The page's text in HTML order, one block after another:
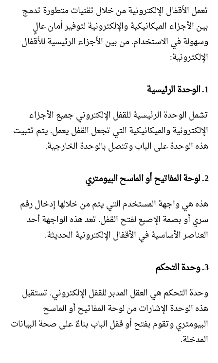
تعمل الأقفال الإلكترونية من خلال تقنيات متطورة تدمج
بين الأجزاء الميكانيكية والإلكترونية لتوفير أمان عالٍ
وسهولة في الاستخدام. من بين الأجزاء الرئيسية للأقفال
الإلكترونية:
1. الوحدة الرئيسية
تشمل الوحدة الرئيسية للقفل الإلكتروني جميع الأجزاء
الإلكترونية والميكانيكية التي تجعل القفل يعمل. يتم تثبيت
هذه الوحدة على الباب وتتصل بالوحدة الخارجية.
2. لوحة المفاتيح أو الماسح البيومتري
هذه هي واجهة المستخدم التي يتم من خلالها إدخال رقم
سري أو بصمة الإصبع لفتح القفل. تعد هذه الواجهة أحد
العناصر الأساسية في الأقفال الإلكترونية الحديثة.
3. وحدة التحكم
وحدة التحكم هي العقل المدبر للقفل الإلكتروني. تستقبل
هذه الوحدة الإشارات من لوحة المفاتيح أو الماسح
البيومتري وتقوم بفتح أو قفل الباب بناءً على صحة البيانات
المدخلة.